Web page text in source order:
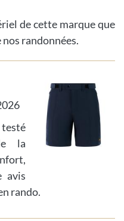
de cette marque que
randonnées.
la
avis
rando.